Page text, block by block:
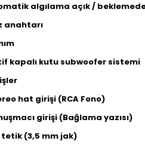
algılama açık /
anahtarı
kapalı kutu subwoofer sistemi
hat girişi (RCA Fono)
girişi (Bağlama yazısı)
tetik (3,5 mm jak)